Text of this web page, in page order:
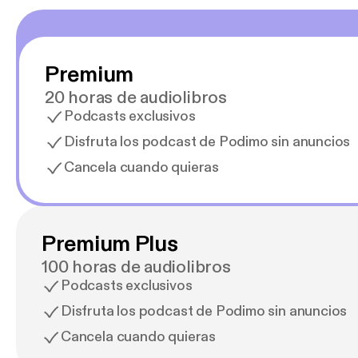
Premium
20 horas de audiolibros
Podcasts exclusivos
Disfruta los podcast de Podimo sin anuncios
Cancela cuando quieras
Premium Plus
100 horas de audiolibros
Podcasts exclusivos
Disfruta los podcast de Podimo sin anuncios
Cancela cuando quieras